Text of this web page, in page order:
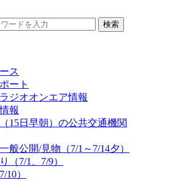
ス
ート
ジオオンエア情報
報
15日早朝）の公共交通機関
般公開/見物（7/1～7/14夕）
（7/1、7/9）
10）